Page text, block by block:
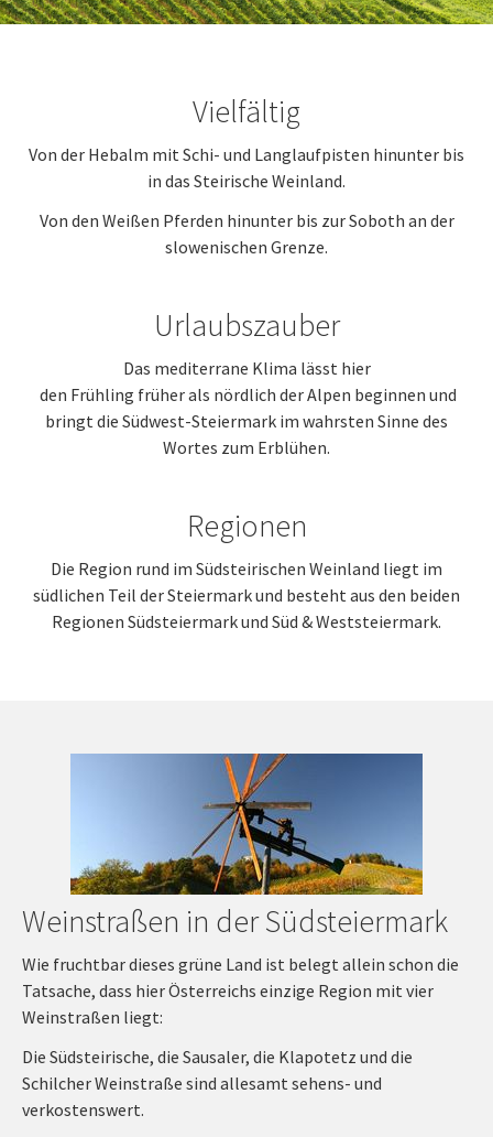
Vielfältig
Von der Hebalm mit Schi- und Langlaufpisten hinunter bis
in das Steirische Weinland.
Von den Weißen Pferden hinunter bis zur Soboth an der
slowenischen Grenze.
Urlaubszauber
Das mediterrane Klima lässt hier
den Frühling früher als nördlich der Alpen beginnen und
bringt die Südwest-Steiermark im wahrsten Sinne des
Wortes zum Erblühen.
Regionen
Die Region rund im Südsteirischen Weinland liegt im
südlichen Teil der Steiermark und besteht aus den beiden
Regionen Südsteiermark und Süd & Weststeiermark.
Weinstraßen in der Südsteiermark
Wie fruchtbar dieses grüne Land ist belegt allein schon die
Tatsache, dass hier Österreichs einzige Region mit vier
Weinstraßen liegt:
Die Südsteirische, die Sausaler, die Klapotetz und die
Schilcher Weinstraße sind allesamt sehens- und
verkostenswert.